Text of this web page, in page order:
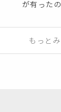
が有った
もっと